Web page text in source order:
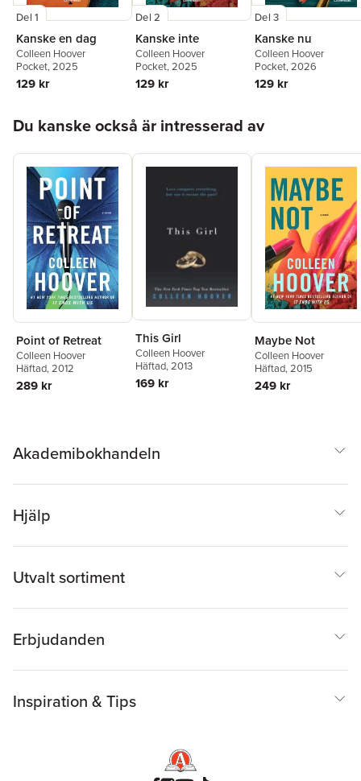
Del 1
Kanske en dag
Colleen Hoover
Pocket, 2025
129 kr
Del 2
Kanske inte
Colleen Hoover
Pocket, 2025
129 kr
Del 3
Kanske nu
Colleen Hoover
Pocket, 2026
129 kr
Du kanske också är intresserad av
Point of Retreat
Colleen Hoover
Häftad, 2012
289 kr
This Girl
Colleen Hoover
Häftad, 2013
169 kr
Maybe Not
Colleen Hoover
Häftad, 2015
249 kr
Akademibokhandeln
Hjälp
Utvalt sortiment
Erbjudanden
Inspiration & Tips